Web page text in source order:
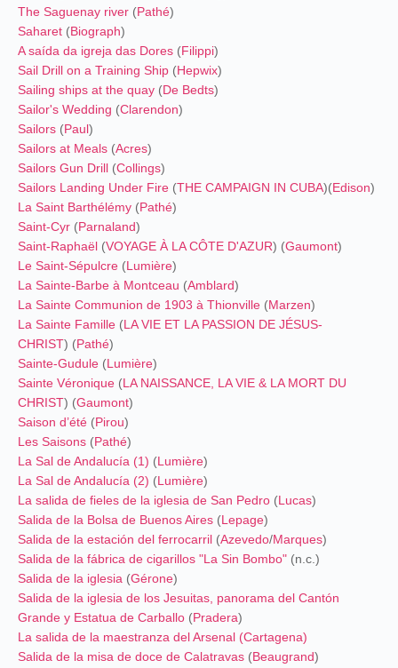
The Saguenay river (Pathé)
Saharet (Biograph)
A saída da igreja das Dores (Filippi)
Sail Drill on a Training Ship (Hepwix)
Sailing ships at the quay (De Bedts)
Sailor's Wedding (Clarendon)
Sailors (Paul)
Sailors at Meals (Acres)
Sailors Gun Drill (Collings)
Sailors Landing Under Fire (THE CAMPAIGN IN CUBA)(Edison)
La Saint Barthélémy (Pathé)
Saint-Cyr (Parnaland)
Saint-Raphaël (VOYAGE À LA CÔTE D'AZUR) (Gaumont)
Le Saint-Sépulcre (Lumière)
La Sainte-Barbe à Montceau (Amblard)
La Sainte Communion de 1903 à Thionville (Marzen)
La Sainte Famille (LA VIE ET LA PASSION DE JÉSUS-
CHRIST) (Pathé)
Sainte-Gudule (Lumière)
Sainte Véronique (LA NAISSANCE, LA VIE & LA MORT DU
CHRIST) (Gaumont)
Saison d’été (Pirou)
Les Saisons (Pathé)
La Sal de Andalucía (1) (Lumière)
La Sal de Andalucía (2) (Lumière)
La salida de fieles de la iglesia de San Pedro (Lucas)
Salida de la Bolsa de Buenos Aires (Lepage)
Salida de la estación del ferrocarril (Azevedo/Marques)
Salida de la fábrica de cigarillos "La Sin Bombo" (n.c.)
Salida de la iglesia (Gérone)
Salida de la iglesia de los Jesuitas, panorama del Cantón
Grande y Estatua de Carballo (Pradera)
La salida de la maestranza del Arsenal (Cartagena)
Salida de la misa de doce de Calatravas (Beaugrand)